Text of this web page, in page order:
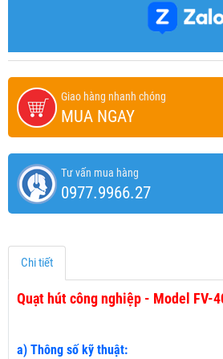
Giao hàng nhanh chóng
MUA NGAY
Tư vấn mua hàng
0977.9966.27
Chi tiết
Quạt hút công nghiệp - Model FV-
a) Thông số kỹ thuật: